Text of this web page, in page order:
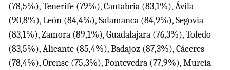
(78,5%), Tenerife (79%), Cantabria (83,1%), Ávila
(90,8%), León (84,4%), Salamanca (84,9%), Segovia
(83,1%), Zamora (89,1%), Guadalajara (76,3%), Toledo
(83,5%), Alicante (85,4%), Badajoz (87,3%), Cáceres
(78,4%), Orense (75,3%), Pontevedra (77,9%), Murcia